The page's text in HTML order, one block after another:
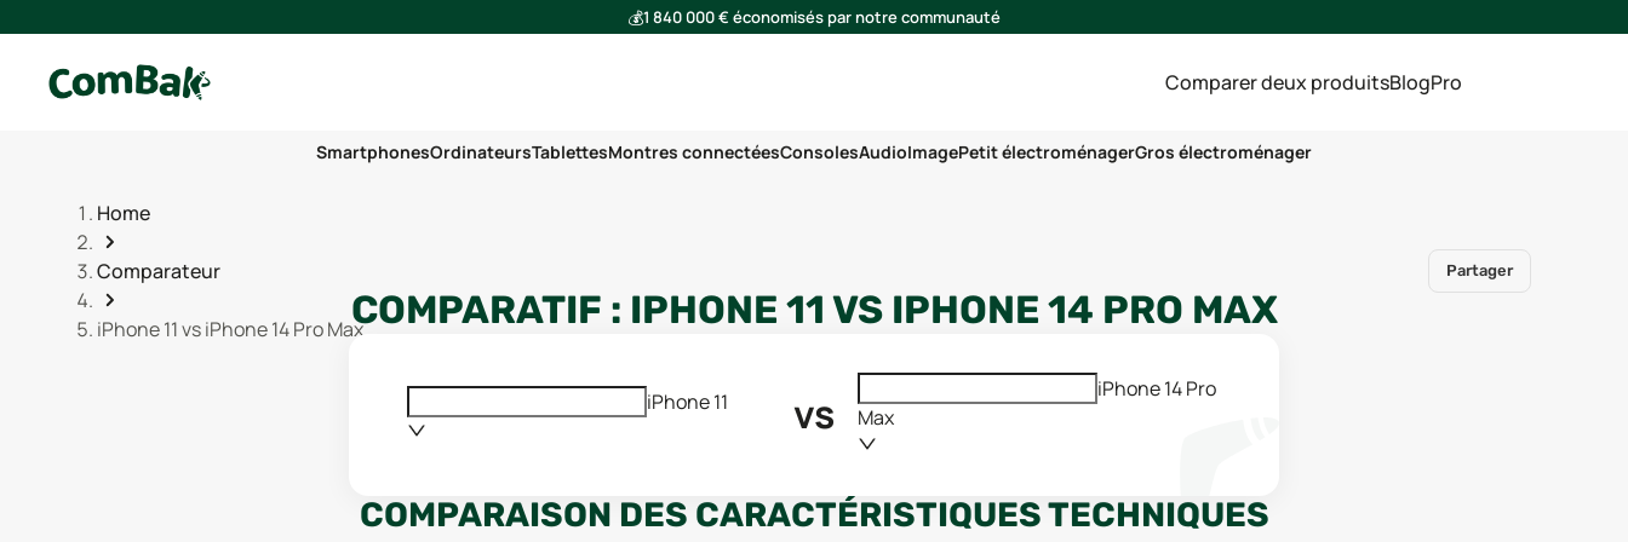
💰1 840 000 € économisés par notre communauté
Comparer deux produitsBlogPro
SmartphonesOrdinateursTablettesMontres connectéesConsolesAudioImagePetit électroménagerGros électroménager
Home
Comparateur
iPhone 11 vs iPhone 14 Pro Max
Partager
COMPARATIF : IPHONE 11 VS IPHONE 14 PRO MAX
iPhone 11 vs
iPhone 14 Pro
Max
COMPARAISON DES CARACTÉRISTIQUES TECHNIQUES